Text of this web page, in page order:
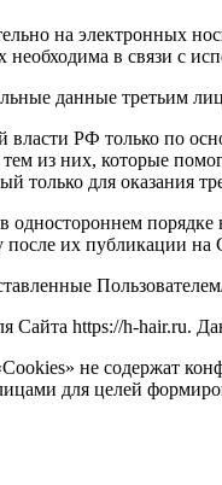
на электронных
в связи с
данные третьим
РФ только по
из них, которые
для оказания
одностороннем
их публикации на
https://h-hair.ru.
не содержат
для целей